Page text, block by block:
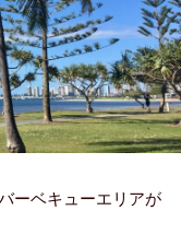
ーベキューエリアが